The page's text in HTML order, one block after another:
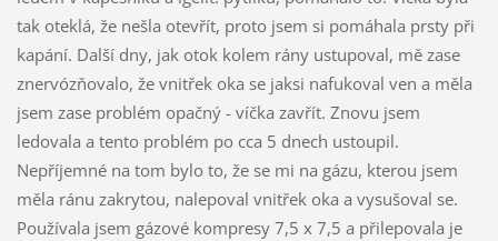
tak oteklá, že nešla otevřít, proto jsem si pomáhala prsty při
kapání. Další dny, jak otok kolem rány ustupoval, mě zase
znervózňovalo, že vnitřek oka se jaksi nafukoval ven a měla
jsem zase problém opačný - víčka zavřít. Znovu jsem
ledovala a tento problém po cca 5 dnech ustoupil.
Nepříjemné na tom bylo to, že se mi na gázu, kterou jsem
měla ránu zakrytou, nalepoval vnitřek oka a vysušoval se.
Používala jsem gázové kompresy 7,5 x 7,5 a přilepovala je